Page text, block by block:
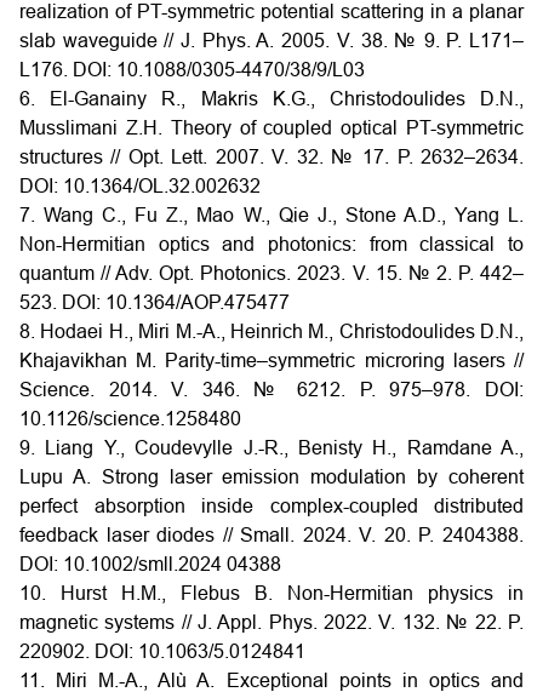
realization of PT-symmetric potential scattering in a planar
slab waveguide // J. Phys. A. 2005. V. 38. № 9. P. L171–
L176. DOI: 10.1088/0305-4470/38/9/L03
6. El-Ganainy R., Makris K.G., Christodoulides D.N.,
Musslimani Z.H. Theory of coupled optical PT-symmetric
structures // Opt. Lett. 2007. V. 32. № 17. P. 2632–2634.
DOI: 10.1364/OL.32.002632
7. Wang C., Fu Z., Mao W., Qie J., Stone A.D., Yang L.
Non-Hermitian optics and photonics: from classical to
quantum // Adv. Opt. Photonics. 2023. V. 15. № 2. P. 442–
523. DOI: 10.1364/AOP.475477
8. Hodaei H., Miri M.-A., Heinrich M., Christodoulides D.N.,
Khajavikhan M. Parity-time–symmetric microring lasers //
Science. 2014. V. 346. № 6212. P. 975–978. DOI:
10.1126/science.1258480
9. Liang Y., Coudevylle J.-R., Benisty H., Ramdane A.,
Lupu A. Strong laser emission modulation by coherent
perfect absorption inside complex-coupled distributed
feedback laser diodes // Small. 2024. V. 20. P. 2404388.
DOI: 10.1002/smll.2024 04388
10. Hurst H.M., Flebus B. Non-Hermitian physics in
magnetic systems // J. Appl. Phys. 2022. V. 132. № 22. P.
220902. DOI: 10.1063/5.0124841
11. Miri M.-A., Alù A. Exceptional points in optics and